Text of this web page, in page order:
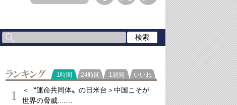
ランキング
1時間 24時間 1週間 いいね
1
＜〝運命共同体〟の日米台＞中国こそが
世界の脅威....…